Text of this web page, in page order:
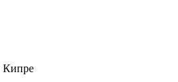
Кипре